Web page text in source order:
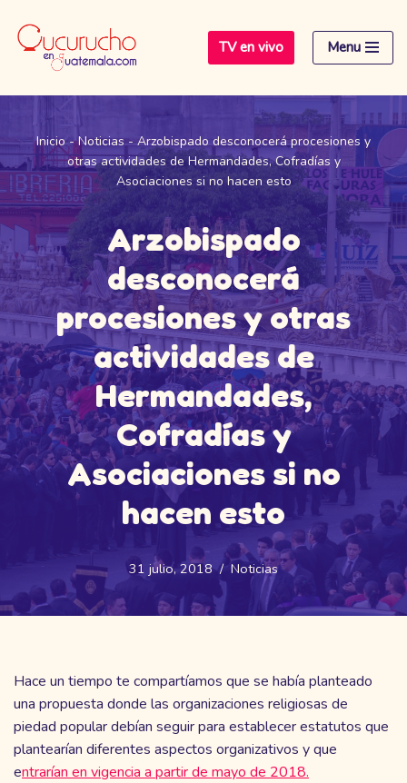
Saltar
contenido
TV en vivo Menu
Inicio-Noticias-Arzobispado desconocerá procesiones y
otras actividades de Hermandades, Cofradías y
Asociaciones si no hacen esto
Arzobispado
desconocerá
procesiones y otras
actividades de
Hermandades,
Cofradías y
Asociaciones si no
hacen esto
31 julio, 2018 Noticias
Hace un tiempo te compartíamos que se había planteado
una propuesta donde las organizaciones religiosas de
piedad popular debían seguir para establecer estatutos que
plantearían diferentes aspectos organizativos y que
entrarían en vigencia a partir de mayo de 2018.